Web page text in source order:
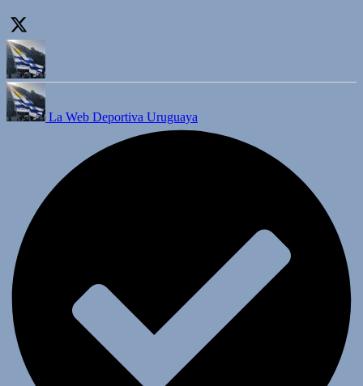
La Web Deportiva Uruguaya